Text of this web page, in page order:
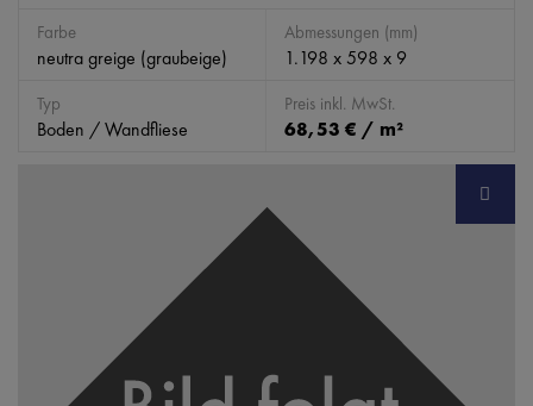
Farbe
neutra greige (graubeige)
Abmessungen (mm)
1.198 x 598 x 9
Typ
Boden / Wandfliese
Preis inkl. MwSt.
68,53 € / m²